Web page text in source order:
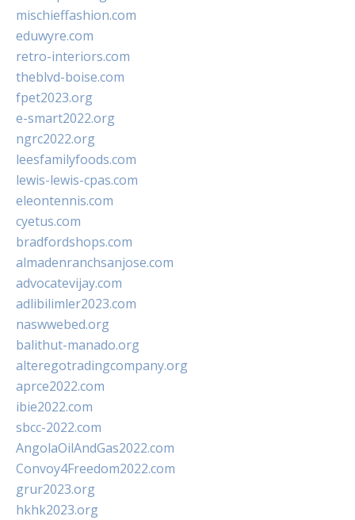
mischieffashion.com
eduwyre.com
retro-interiors.com
theblvd-boise.com
fpet2023.org
e-smart2022.org
ngrc2022.org
leesfamilyfoods.com
lewis-lewis-cpas.com
eleontennis.com
cyetus.com
bradfordshops.com
almadenranchsanjose.com
advocatevijay.com
adlibilimler2023.com
naswwebed.org
balithut-manado.org
alteregotradingcompany.org
aprce2022.com
ibie2022.com
sbcc-2022.com
AngolaOilAndGas2022.com
Convoy4Freedom2022.com
grur2023.org
hkhk2023.org